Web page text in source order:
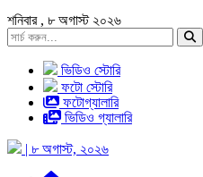
শনিবার , ৮ অগাস্ট ২০২৬
ভিডিও স্টোরি
ফটো স্টোরি
ফটোগ্যালারি
ভিডিও গ্যালারি
| ৮ অগাস্ট, ২০২৬